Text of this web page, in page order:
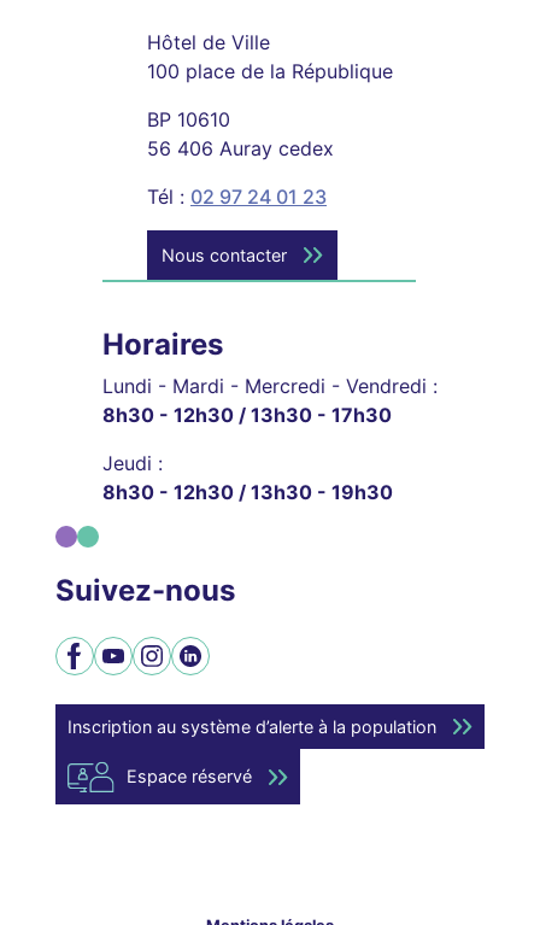
Hôtel de Ville
100 place de la République
BP 10610
56 406 Auray cedex
Tél : 02 97 24 01 23
Nous contacter
Horaires
Lundi - Mardi - Mercredi - Vendredi :
8h30 - 12h30 / 13h30 - 17h30
Jeudi :
8h30 - 12h30 / 13h30 - 19h30
Suivez-nous
Facebook
YouTubeInstagram
LinkedIn
Inscription au système d’alerte à la population
Espace réservé